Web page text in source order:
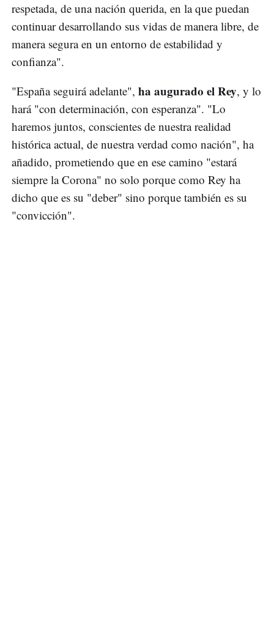
respetada, de una nación querida, en la que puedan
continuar desarrollando sus vidas de manera libre, de
manera segura en un entorno de estabilidad y
confianza".
"España seguirá adelante", ha augurado el Rey, y lo
hará "con determinación, con esperanza". "Lo
haremos juntos, conscientes de nuestra realidad
histórica actual, de nuestra verdad como nación", ha
añadido, prometiendo que en ese camino "estará
siempre la Corona" no solo porque como Rey ha
dicho que es su "deber" sino porque también es su
"convicción".